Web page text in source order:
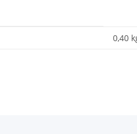
0,40